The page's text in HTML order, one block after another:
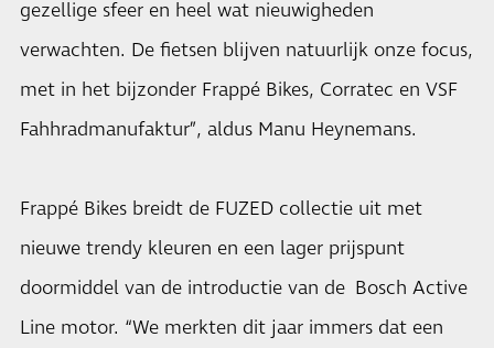
gezellige sfeer en heel wat nieuwigheden
verwachten. De fietsen blijven natuurlijk onze focus,
met in het bijzonder Frappé Bikes, Corratec en VSF
Fahhradmanufaktur”, aldus Manu Heynemans.
Frappé Bikes breidt de FUZED collectie uit met
nieuwe trendy kleuren en een lager prijspunt
doormiddel van de introductie van de Bosch Active
Line motor. “We merkten dit jaar immers dat een